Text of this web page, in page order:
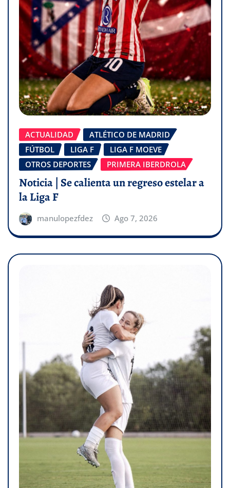
ACTUALIDAD
ATLÉTICO DE MADRID
FÚTBOL
LIGA F
LIGA F MOEVE
OTROS DEPORTES
PRIMERA IBERDROLA
Noticia | Se calienta un regreso estelar a
la Liga F
manulopezfdez Ago 7, 2026